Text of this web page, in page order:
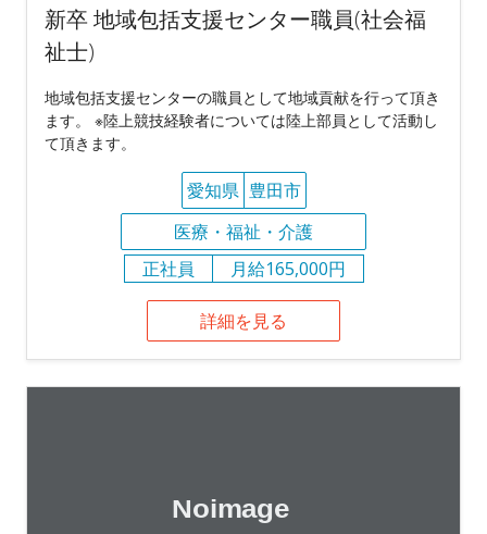
新卒 地域包括支援センター職員(社会福
祉士)
地域包括支援センターの職員として地域貢献を行って頂き
ます。 ※陸上競技経験者については陸上部員として活動し
て頂きます。
愛知県 豊田市
医療・福祉・介護
正社員
月給165,000円
詳細を見る